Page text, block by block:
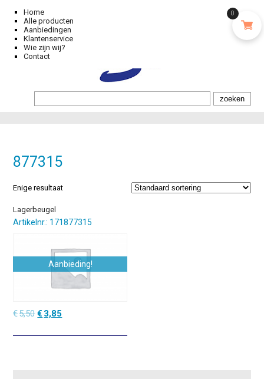
Home
Alle producten
Aanbiedingen
Klantenservice
Wie zijn wij?
Contact
877315
Enige resultaat
Lagerbeugel
Artikelnr.: 171877315
Aanbieding!
€5,50Oorspronkelijke
was:
€ 3,85
is:
0